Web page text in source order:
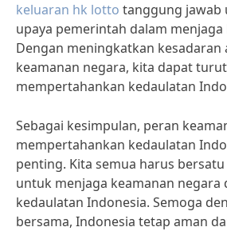
keluaran hk lotto tanggung jawab
upaya pemerintah dalam
Dengan meningkatkan kesadaran
keamanan negara, kita dapat
mempertahankan kedaulatan
Sebagai kesimpulan, peran
mempertahankan kedaulatan
penting. Kita semua harus
untuk menjaga keamanan negara
kedaulatan Indonesia. Semoga
bersama, Indonesia tetap aman